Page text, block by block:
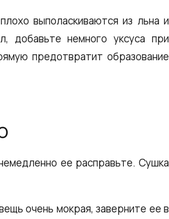
выполаскиваются из льна и
добавьте немного уксуса при
предотвратит образование
ее расправьте. Сушка
очень мокрая, заверните ее в